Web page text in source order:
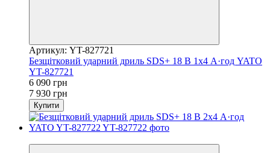
Артикул: YT-827721
Безщітковий ударний дриль SDS+ 18 В 1x4 А·год YATO
YT-827721
6 090 грн
7 930 грн
Купити